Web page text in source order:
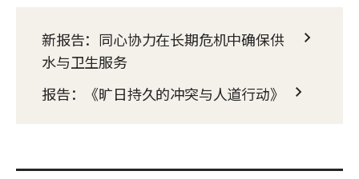
新报告：同心协力在长期危机中确保供
水与卫生服务
报告：《旷日持久的冲突与人道行动》